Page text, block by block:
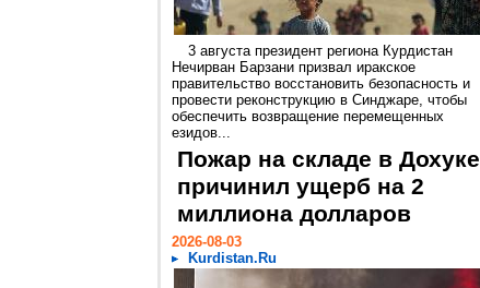
3 августа президент региона Курдистан
Нечирван Барзани призвал иракское
правительство восстановить безопасность и
провести реконструкцию в Синджаре, чтобы
обеспечить возвращение перемещенных
езидов...
Пожар на складе в Дохуке
причинил ущерб на 2
миллиона долларов
2026-08-03
Kurdistan.Ru